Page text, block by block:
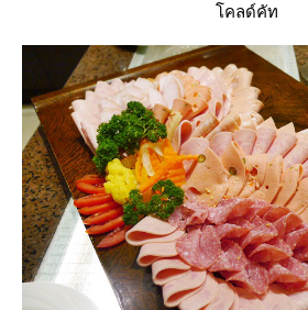
คลด์คัท